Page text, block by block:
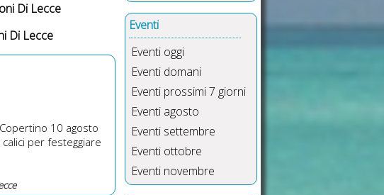
Di Lecce
Di Lecce
10 agosto
per festeggiare
Eventi
Eventi oggi
Eventi domani
Eventi prossimi 7 giorni
Eventi agosto
Eventi settembre
Eventi ottobre
Eventi novembre